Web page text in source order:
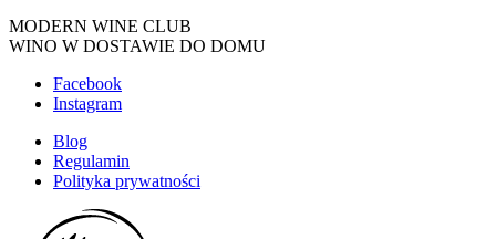
MODERN WINE CLUB
WINO W DOSTAWIE DO DOMU
Facebook
Instagram
Blog
Regulamin
Polityka prywatności